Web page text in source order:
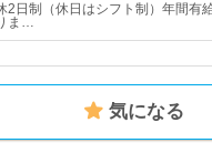
2日制（休日はシフト制）年間有
ま…
気になる